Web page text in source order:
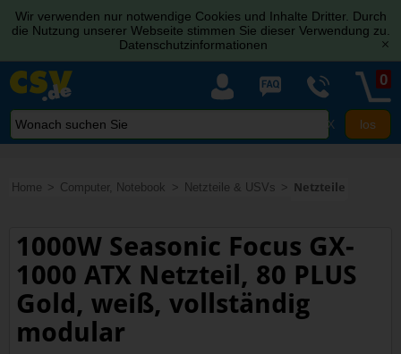
Wir verwenden nur notwendige Cookies und Inhalte Dritter. Durch
die Nutzung unserer Webseite stimmen Sie dieser Verwendung zu.
Datenschutzinformationen
[x]
X
0
Home Computer, Notebook Netzteile & USVs Netzteile
1000W Seasonic Focus GX-
1000 ATX Netzteil, 80 PLUS
Gold, weiß, vollständig
modular